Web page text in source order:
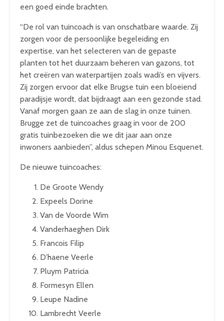
een goed einde brachten.
“De rol van tuincoach is van onschatbare waarde. Zij
zorgen voor de persoonlijke begeleiding en
expertise, van het selecteren van de gepaste
planten tot het duurzaam beheren van gazons, tot
het creëren van waterpartijen zoals wadi’s en vijvers.
Zij zorgen ervoor dat elke Brugse tuin een bloeiend
paradijsje wordt, dat bijdraagt aan een gezonde stad.
Vanaf morgen gaan ze aan de slag in onze tuinen.
Brugge zet de tuincoaches graag in voor de 200
gratis tuinbezoeken die we dit jaar aan onze
inwoners aanbieden”, aldus schepen Minou Esquenet.
De nieuwe tuincoaches:
De Groote Wendy
Expeels Dorine
Van de Voorde Wim
Vanderhaeghen Dirk
Francois Filip
D’haene Veerle
Pluym Patricia
Formesyn Ellen
Leupe Nadine
Lambrecht Veerle